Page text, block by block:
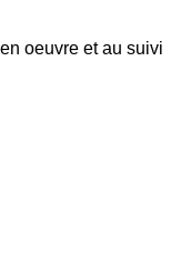
oeuvre et au suivi